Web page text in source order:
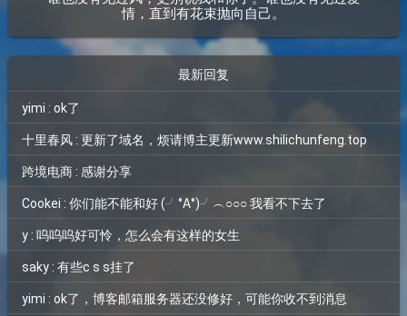
情，直到有花束抛向自己。
最新回复
yimi : ok了
十里春风 : 更新了域名，烦请博主更新www.shilichunfeng.top
跨境电商 : 感谢分享
Cookei : 你们能不能和好 (╯°A°)╯︵○○○ 我看不下去了
y : 呜呜呜好可怜，怎么会有这样的女生
saky : 有些c s s挂了
yimi : ok了，博客邮箱服务器还没修好，可能你收不到消息